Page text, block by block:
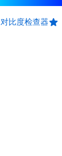
对比度检查器